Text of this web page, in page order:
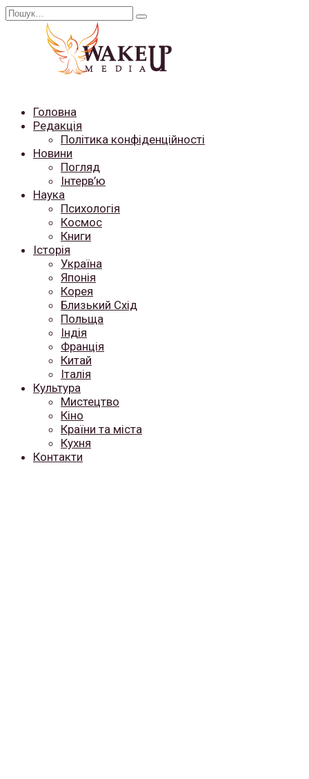
Перейти
Search
Головна
Редакція
Політика конфіденційності
Новини
Погляд
Інтерв’ю
Наука
Психологія
Космос
Книги
Історія
Україна
Японія
Корея
Близький Схід
Польща
Індія
Франція
Китай
Італія
Культура
Мистецтво
Кіно
Країни та міста
Кухня
Контакти